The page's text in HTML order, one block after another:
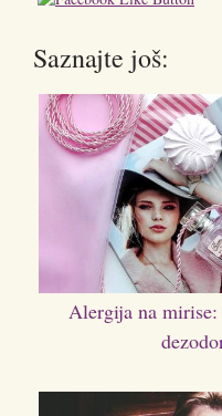
Saznajte još:
Alergija na